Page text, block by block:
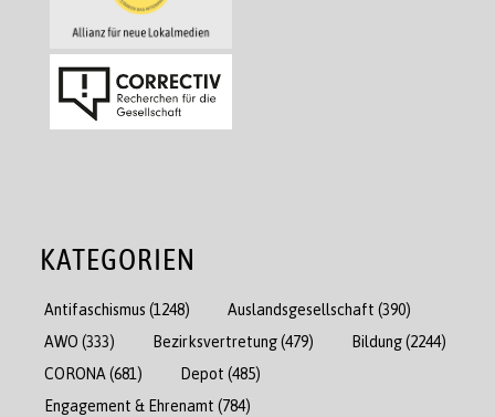
KATEGORIEN
Antifaschismus (1248) Auslandsgesellschaft (390)
AWO (333) Bezirksvertretung(479) Bildung(2244)
CORONA (681) Depot (485)
Engagement & Ehrenamt (784)